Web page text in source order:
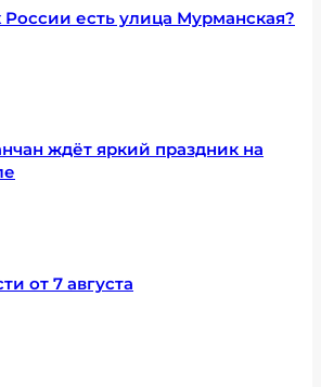
России есть улица Мурманская?
ждёт яркий праздник на
от 7 августа